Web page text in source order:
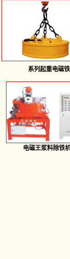
系列起重电磁铁
电磁王浆料除铁